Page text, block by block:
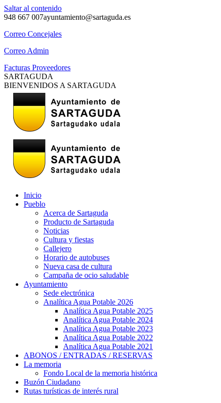
Saltar al contenido
948 667 007ayuntamiento@sartaguda.es
Correo Concejales
Correo Admin
Facturas Proveedores
SARTAGUDA
BIENVENIDOS A SARTAGUDA
Inicio
Pueblo
Acerca de Sartaguda
Producto de Sartaguda
Noticias
Cultura y fiestas
Callejero
Horario de autobuses
Nueva casa de cultura
Campaña de ocio saludable
Ayuntamiento
Sede electrónica
Analítica Agua Potable 2026
Analítica Agua Potable 2025
Analítica Agua Potable 2024
Analítica Agua Potable 2023
Analítica Agua Potable 2022
Analítica Agua Potable 2021
ABONOS / ENTRADAS / RESERVAS
La memoria
Fondo Local de la memoria histórica
Buzón Ciudadano
Rutas turísticas de interés rural